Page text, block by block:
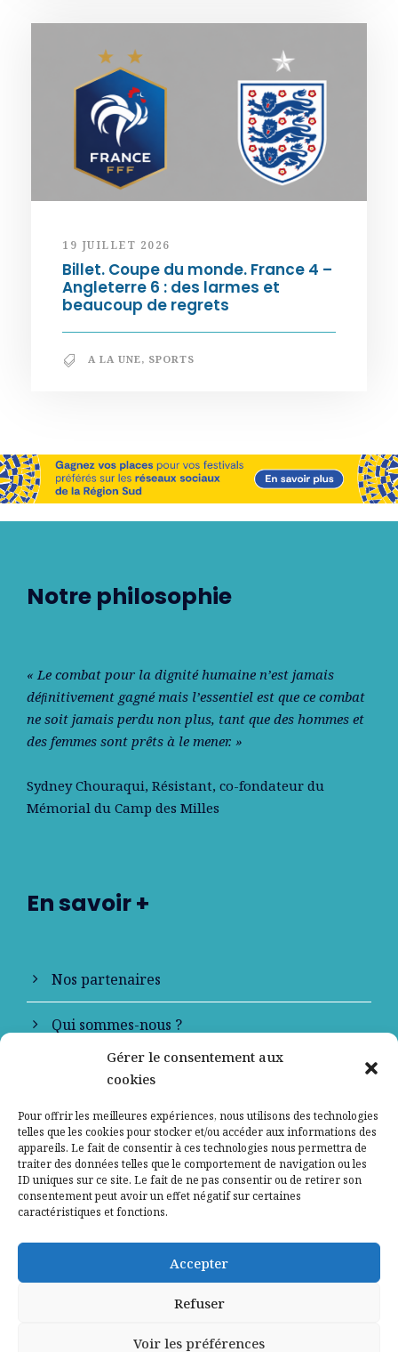
Gérer le consentement aux
cookies
Pour offrir les meilleures expériences, nous utilisons des technologies
telles que les cookies pour stocker et/ou accéder aux informations des
appareils. Le fait de consentir à ces technologies nous permettra de
traiter des données telles que le comportement de navigation ou les
ID uniques sur ce site. Le fait de ne pas consentir ou de retirer son
consentement peut avoir un effet négatif sur certaines
caractéristiques et fonctions.
Accepter
Refuser
Voir les préférences
19 JUILLET 2026
Billet. Coupe du monde. France 4 –
Angleterre 6 : des larmes et
beaucoup de regrets
A LA UNE, SPORTS
Notre philosophie
« Le combat pour la dignité humaine n’est jamais
déﬁnitivement gagné mais l’essentiel est que ce combat
ne soit jamais perdu non plus, tant que des hommes et
des femmes sont prêts à le mener. »
Sydney Chouraqui, Résistant, co-fondateur du
Mémorial du Camp des Milles
En savoir +
Nos partenaires
Qui sommes-nous ?
Contactez-nous
Mentions légales
Politique de confidentialité